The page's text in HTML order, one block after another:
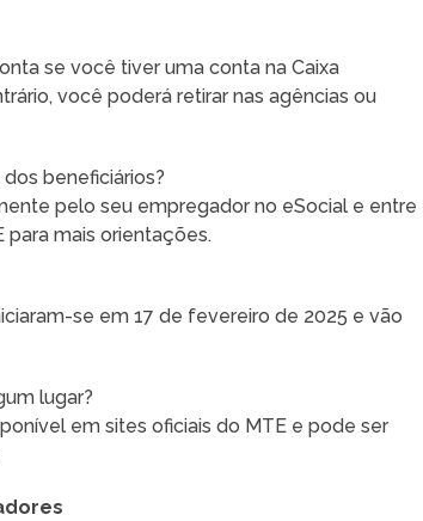
se você tiver uma conta na Caixa
você poderá retirar nas agências ou
beneficiários?
pelo seu empregador no eSocial e entre
mais orientações.
se em 17 de fevereiro de 2025 e vão
lugar?
em sites oficiais do MTE e pode ser